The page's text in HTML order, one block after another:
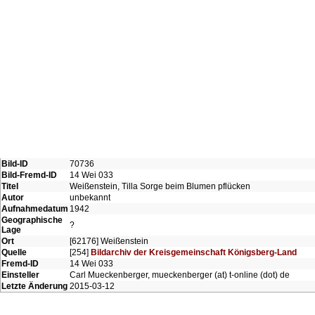
Bild-ID
70736
Bild-Fremd-ID
14 Wei 033
Titel
Weißenstein, Tilla Sorge beim Blumen pflücken
Autor
unbekannt
Aufnahmedatum 1942
Geographische
Lage
?
Ort
[62176] Weißenstein
Quelle
[254] Bildarchiv der Kreisgemeinschaft Königsberg-Land
Fremd-ID
14 Wei 033
Einsteller
Carl Mueckenberger, mueckenberger (at) t-online (dot) de
Letzte Änderung 2015-03-12